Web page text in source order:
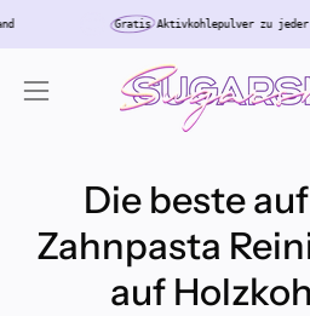
Inhalt
überspringen
GratisAktivkohlepulver zu
Navigationsmenü
Die beste
Zahnpasta
auf